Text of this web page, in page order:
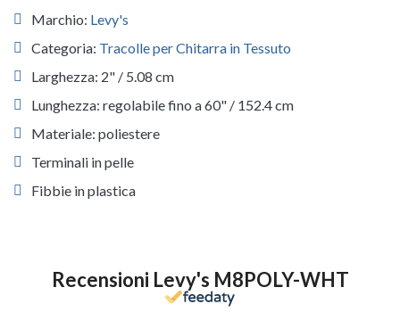
Marchio: Levy's
Categoria: Tracolle per Chitarra in Tessuto
Larghezza: 2" / 5.08 cm
Lunghezza: regolabile fino a 60" / 152.4 cm
Materiale: poliestere
Terminali in pelle
Fibbie in plastica
Recensioni Levy's M8POLY-WHT